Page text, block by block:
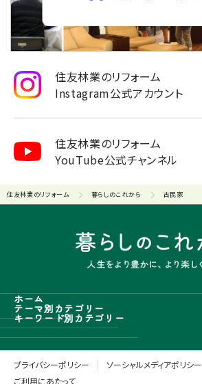
住友林業のリフォーム
YouTube公式チャンネル
住友林業のリフォーム
Instagram公式アカウント
住友林業のリフォーム 暮らしのこれから 古民家
ホーム
テーマ別カテゴリー
キーワード別カテゴリー
プライバシーポリシー
ソーシャルメディアポリシー
ご利用にあたって